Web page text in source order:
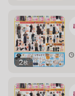
2枚